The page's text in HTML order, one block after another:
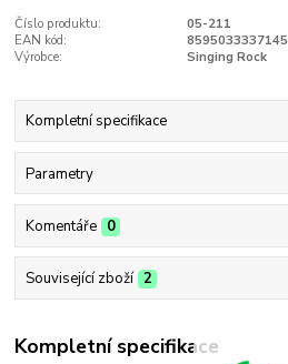
Číslo produktu:
05-211
EAN kód:
8595033337145
Výrobce:
Singing Rock
Kompletní specifikace
Parametry
Komentáře 0
Související zboží 2
Kompletní specifikace